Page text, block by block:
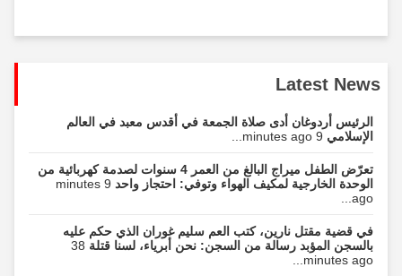
Latest News
الرئيس أردوغان أدى صلاة الجمعة في أقدس معبد في العالم
الإسلامي9 minutes ago...
تعرّض الطفل ميراج البالغ من العمر 4 سنوات لصدمة كهربائية من
الوحدة الخارجية لمكيف الهواء وتوفي: احتجاز واحد
9 minutes
ago...
في قضية مقتل نارين، كتب العم سليم غوران الذي حكم عليه
بالسجن المؤبد رسالة من السجن: نحن أبرياء، لسنا قتلة38
minutes ago...